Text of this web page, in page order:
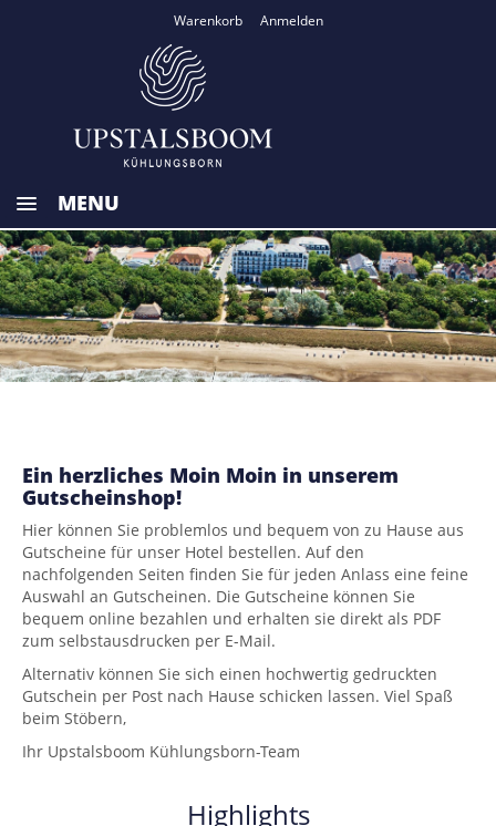
Warenkorb Anmelden
MENU
HOME
GESCHENKGUTSCHEINE
TICKETVERKAUF
Ein herzliches Moin Moin in unserem
Gutscheinshop!
Hier können Sie problemlos und bequem von zu Hause aus
Gutscheine für unser Hotel bestellen. Auf den
nachfolgenden Seiten finden Sie für jeden Anlass eine feine
Auswahl an Gutscheinen. Die Gutscheine können Sie
bequem online bezahlen und erhalten sie direkt als PDF
zum selbstausdrucken per E-Mail.
Alternativ können Sie sich einen hochwertig gedruckten
Gutschein per Post nach Hause schicken lassen. Viel Spaß
beim Stöbern,
Ihr Upstalsboom Kühlungsborn-Team
Highlights